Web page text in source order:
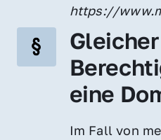
https://
eine
Im Fall von